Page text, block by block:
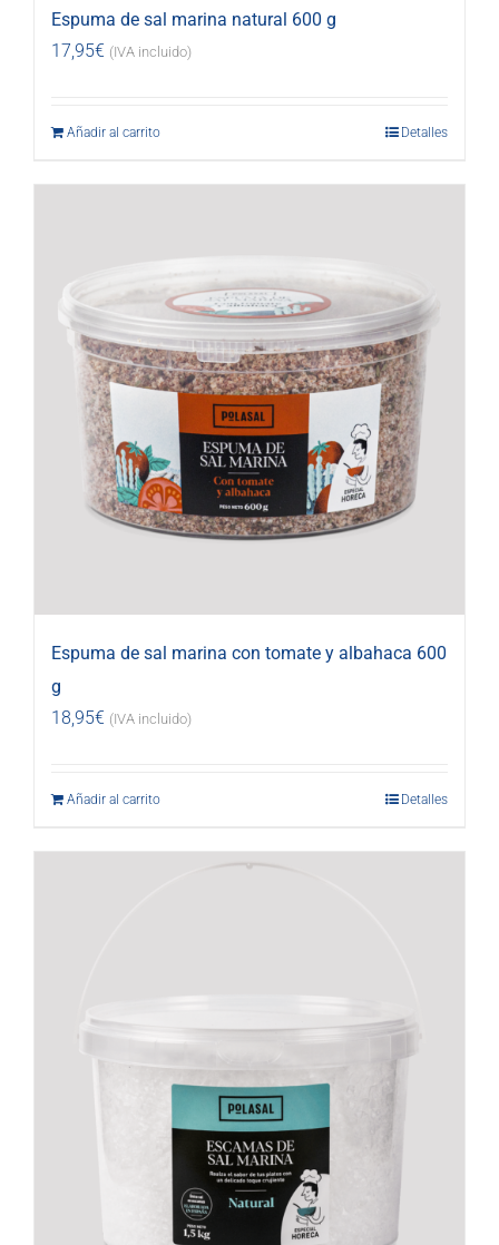
Espuma de sal marina natural 600 g
17,95€ (IVA incluido)
Añadir al carrito Detalles
Espuma de sal marina con tomate y albahaca 600
g
18,95€ (IVA incluido)
Añadir al carrito Detalles